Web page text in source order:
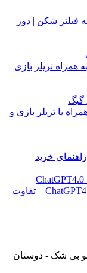
فیلتر شکن | دور
برای رم زیر ۲ گیگ | به همراه تریلر بازی
برای رم زیر ۴ گیگ | همراه با تریلر بازی و
GPT-4 معرفی شد، نحوه دسترسی به ChatGPT4.0 – تفاوت
نو بی شک - دوستان